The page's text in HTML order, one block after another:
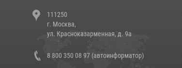
111250
г. Москва,
ул. Красноказарменная, д. 9а
8 800 350 08 97 (автоинформатор)